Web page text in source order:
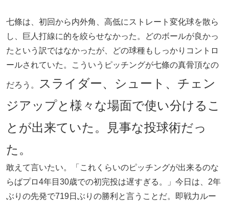
七條は、初回から内外角、高低にストレート変化球を散ら
し、巨人打線に的を絞らせなかった。どのボールが良かっ
たという訳ではなかったが、どの球種もしっかりコントロ
ールされていた。こういうピッチングが七條の真骨頂なの
だろう。
スライダー、シュート、チェン
ジアップと様々な場面で使い分けるこ
とが出来ていた。見事な投球術だっ
た。
敢えて言いたい。「これくらいのピッチングが出来るのな
らばプロ4年目30歳での初完投は遅すぎる。」今日は、2年
ぶりの先発で719日ぶりの勝利と言うことだ。即戦力ルー